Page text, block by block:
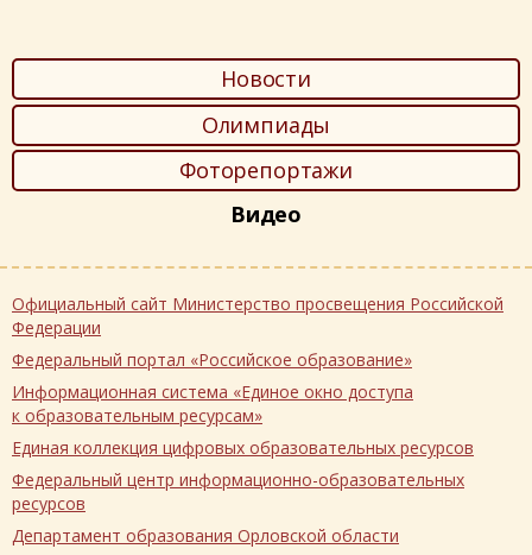
Новости
Олимпиады
Фоторепортажи
Видео
Официальный сайт Министерство просвещения Российской
Федерации
Федеральный портал «Российское образование»
Информационная система «Единое окно доступа
к образовательным ресурсам»
Единая коллекция цифровых образовательных ресурсов
Федеральный центр информационно-образовательных
ресурсов
Департамент образования Орловской области